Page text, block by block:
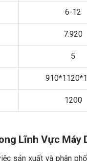
6-12
7.920
5
1200
Lĩnh Vực Máy
sản xuất và phân